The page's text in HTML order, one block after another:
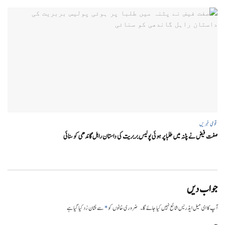
قومی خبریں
صفت فیض نے پٹنہ میں طلبا پر ہوئی پولیس بربریت کی داستان راہل گاندھی کو سنائی
جواب دیں
آپ کا ای میل ایڈریس شائع نہیں کیا جائے گا۔ ضروری خانوں کو*سے نشان زد کیا گیا ہے